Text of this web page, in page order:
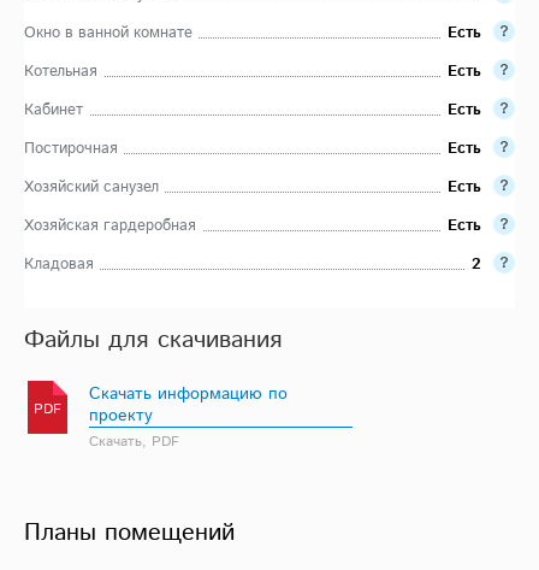
Окно в ванной комнате
Есть
Котельная
Есть
Кабинет
Есть
Постирочная
Есть
Хозяйский санузел
Есть
Хозяйская гардеробная
Есть
Кладовая
2
Файлы для скачивания
PDF
Скачать информацию по
проекту
Скачать, PDF
Планы помещений